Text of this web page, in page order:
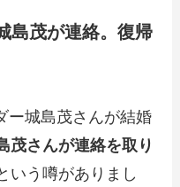
島茂が連絡。復帰
ー城島茂さんが結婚
茂さんが連絡を取り
いう噂がありまし